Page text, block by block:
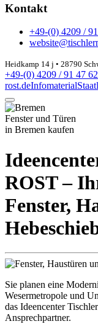
Kontakt
+49-(0) 4209 /
Heidkamp 14 j • 28790
+49-(0) 4209 / 91 47 62
rost.deInfomaterial
Fenster und Türen
in Bremen kaufen
ROST –
Fenster,
Sie planen eine
Wesermetropole und
das Ideencenter
Ansprechpartner.